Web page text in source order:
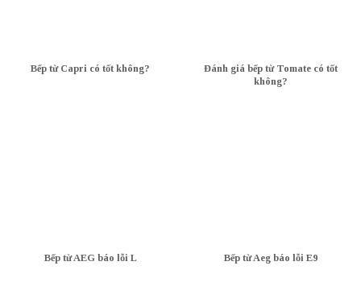
Bếp từ Capri có tốt không?
Đánh giá bếp từ Tomate có tốt
không?
Bếp từ AEG báo lỗi L Bếp từ Aeg báo lỗi E9